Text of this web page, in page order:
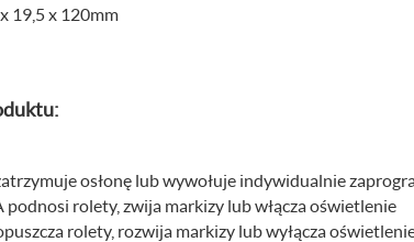
19,5 x 120mm
osłonę lub wywołuje indywidualnie
podnosi rolety, zwija markizy lub włącza oświetlenie
rolety, rozwija markizy lub wyłącza